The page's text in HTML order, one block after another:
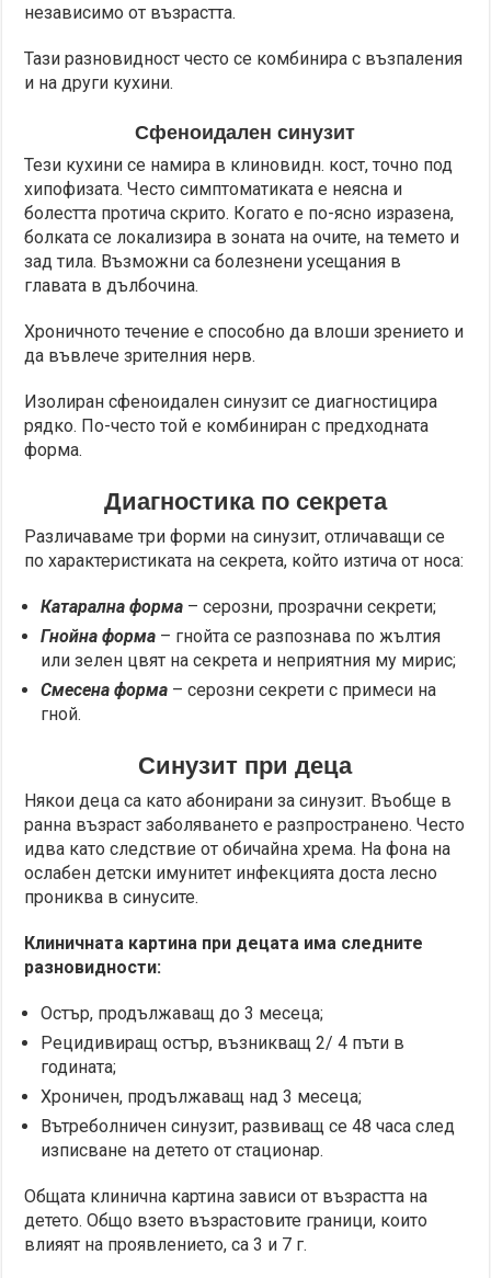
независимо от възрастта.
Тази разновидност често се комбинира с възпаления
и на други кухини.
Сфеноидален синузит
Тези кухини се намира в клиновидн. кост, точно под
хипофизата. Често симптоматиката е неясна и
болестта протича скрито. Когато е по-ясно изразена,
болката се локализира в зоната на очите, на темето и
зад тила. Възможни са болезнени усещания в
главата в дълбочина.
Хроничното течение е способно да влоши зрението и
да въвлече зрителния нерв.
Изолиран сфеноидален синузит се диагностицира
рядко. По-често той е комбиниран с предходната
форма.
Диагностика по секрета
Различаваме три форми на синузит, отличаващи се
по характеристиката на секрета, който изтича от носа:
Катарална форма – серозни, прозрачни секрети;
Гнойна форма – гнойта се разпознава по жълтия
или зелен цвят на секрета и неприятния му мирис;
Смесена форма – серозни секрети с примеси на
гной.
Синузит при деца
Някои деца са като абонирани за синузит. Въобще в
ранна възраст заболяването е разпространено. Често
идва като следствие от обичайна хрема. На фона на
ослабен детски имунитет инфекцията доста лесно
прониква в синусите.
Клиничната картина при децата има следните
разновидности:
Остър, продължаващ до 3 месеца;
Рецидивиращ остър, възникващ 2/ 4 пъти в
годината;
Хроничен, продължаващ над 3 месеца;
Вътреболничен синузит, развиващ се 48 часа след
изписване на детето от стационар.
Общата клинична картина зависи от възрастта на
детето. Общо взето възрастовите граници, които
влияят на проявлението, са 3 и 7 г.